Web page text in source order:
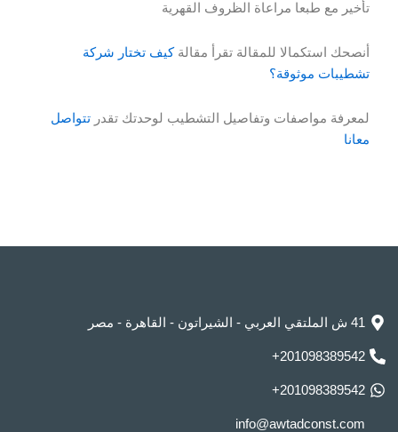
تأخير مع طبعا مراعاة الظروف القهرية
أنصحك استكمالا للمقالة تقرأ مقالةكيف تختار شركة
تشطيبات موثوقة؟
لمعرفة مواصفات وتفاصيل التشطيب لوحدتك تقدرتتواصل
معانا
41 ش الملتقي العربي - الشيراتون - القاهرة - مصر
201098389542+
201098389542+
info@awtadconst.com